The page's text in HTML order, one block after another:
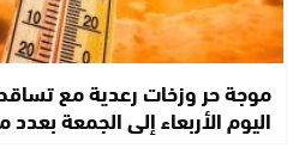
موجة حر وزخات رعدية مع
اليوم الأربعاء إلى الجمعة